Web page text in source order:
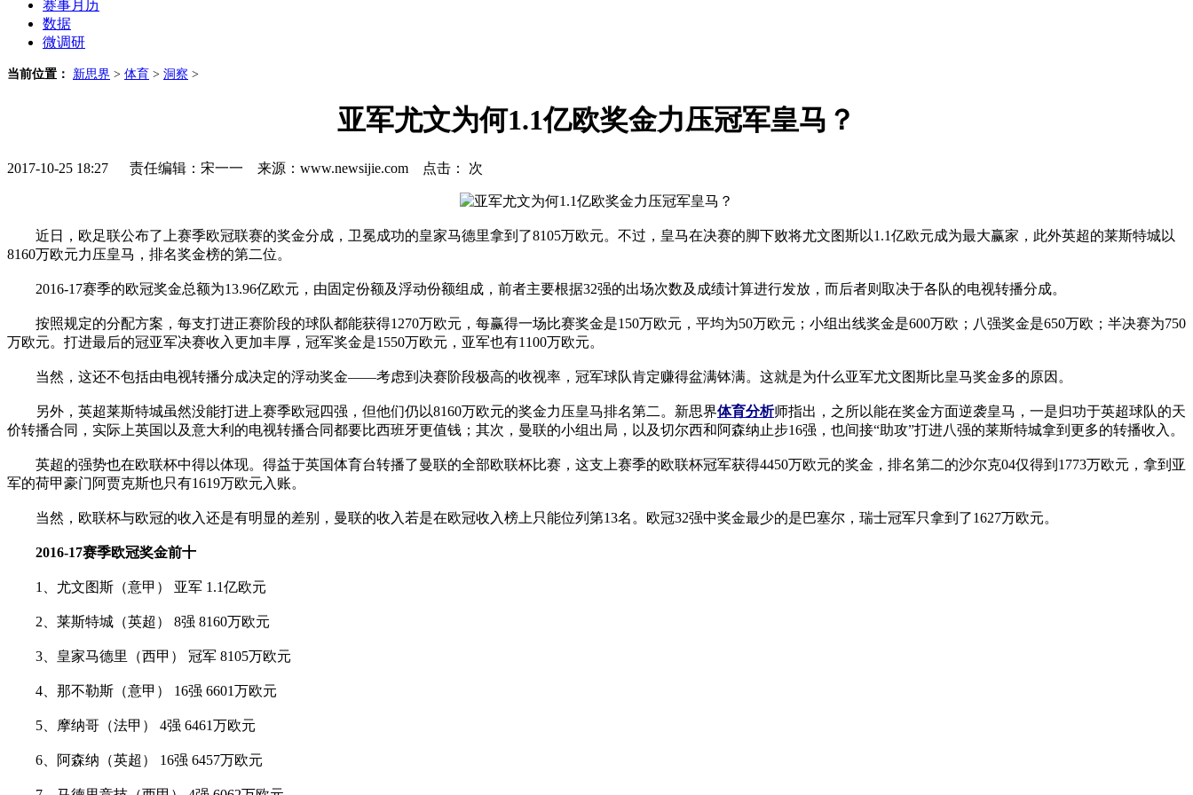
赛事月历
数据
微调研
当前位置： 新思界 > 体育 > 洞察 >
亚军尤文为何1.1亿欧奖金力压冠军皇马？
2017-10-25 18:27 责任编辑：宋一一 来源：www.newsijie.com 点击： 次
近日，欧足联公布了上赛季欧冠联赛的奖金分成，卫冕成功的皇家马德里拿到了8105万欧元。不过，皇马在决赛的脚下败将尤文图斯以1.1亿欧元成为最大赢家，此外英超的莱斯特城以
8160万欧元力压皇马，排名奖金榜的第二位。
2016-17赛季的欧冠奖金总额为13.96亿欧元，由固定份额及浮动份额组成，前者主要根据32强的出场次数及成绩计算进行发放，而后者则取决于各队的电视转播分成。
按照规定的分配方案，每支打进正赛阶段的球队都能获得1270万欧元，每赢得一场比赛奖金是150万欧元，平均为50万欧元；小组出线奖金是600万欧；八强奖金是650万欧；半决赛为750
万欧元。打进最后的冠亚军决赛收入更加丰厚，冠军奖金是1550万欧元，亚军也有1100万欧元。
当然，这还不包括由电视转播分成决定的浮动奖金——考虑到决赛阶段极高的收视率，冠军球队肯定赚得盆满钵满。这就是为什么亚军尤文图斯比皇马奖金多的原因。
另外，英超莱斯特城虽然没能打进上赛季欧冠四强，但他们仍以8160万欧元的奖金力压皇马排名第二。新思界体育分析师指出，之所以能在奖金方面逆袭皇马，一是归功于英超球队的天
价转播合同，实际上英国以及意大利的电视转播合同都要比西班牙更值钱；其次，曼联的小组出局，以及切尔西和阿森纳止步16强，也间接“助攻”打进八强的莱斯特城拿到更多的转播收入。
英超的强势也在欧联杯中得以体现。得益于英国体育台转播了曼联的全部欧联杯比赛，这支上赛季的欧联杯冠军获得4450万欧元的奖金，排名第二的沙尔克04仅得到1773万欧元，拿到亚
军的荷甲豪门阿贾克斯也只有1619万欧元入账。
当然，欧联杯与欧冠的收入还是有明显的差别，曼联的收入若是在欧冠收入榜上只能位列第13名。欧冠32强中奖金最少的是巴塞尔，瑞士冠军只拿到了1627万欧元。
2016-17赛季欧冠奖金前十
1、尤文图斯（意甲） 亚军 1.1亿欧元
2、莱斯特城（英超） 8强 8160万欧元
3、皇家马德里（西甲） 冠军 8105万欧元
4、那不勒斯（意甲） 16强 6601万欧元
5、摩纳哥（法甲） 4强 6461万欧元
6、阿森纳（英超） 16强 6457万欧元